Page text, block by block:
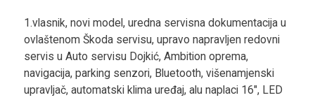
1.vlasnik, novi model, uredna servisna dokumentacija u
ovlaštenom Škoda servisu, upravo napravljen redovni
servis u Auto servisu Dojkić, Ambition oprema,
navigacija, parking senzori, Bluetooth, višenamjenski
upravljač, automatski klima uređaj, alu naplaci 16", LED